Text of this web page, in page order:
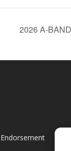
2026 A-
Endorsement